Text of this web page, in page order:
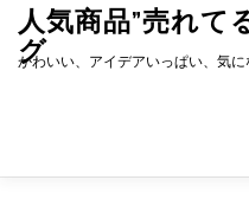
キ
人気商品”売れて
グ
かわいい、アイデアいっぱい、気